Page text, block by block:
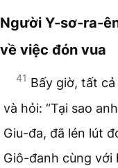
Người Y-sơ-ra-
về việc đón vua
41 Bấy giờ, tất
và hỏi: “Tại sao
Giu-đa, đã lén lút
Giô-đanh cùng với